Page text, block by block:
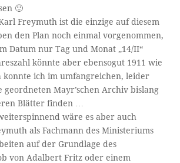
🙂
Freymuth ist die einzige auf diesem
den Plan noch einmal vorgenommen,
Datum nur Tag und Monat „14/II“
könnte aber ebensogut 1911 wie
konnte ich im umfangreichen, leider
Mayr’schen Archiv bislang
Blätter finden …
wäre es aber auch
als Fachmann des Ministeriums
auf der Grundlage des
von Adalbert Fritz oder einem